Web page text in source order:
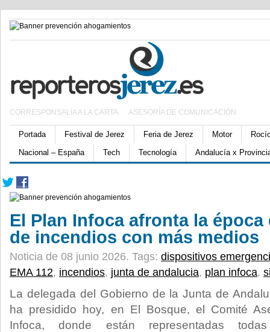
CORRESPONSALÍA A LA CARTA ASESORÍA DE COMUNICACIÓN
Portada Festival de Jerez Feria de Jerez Motor
Nacional – España
Tech Tecnología Andalucía x
El Plan Infoca afronta la
de incendios con más medios
Noticia de 08 junio 2026. Tags: dispositivos
EMA 112, incendios, junta de andalucia, plan infoca,
La delegada del Gobierno de la Junta de
ha presidido hoy, en El Bosque, el Comité
Infoca, donde están representadas